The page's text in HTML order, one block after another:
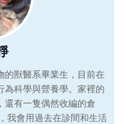
的獸醫系畢業生，目前在
為科學與營養學。家裡的
還有一隻偶然收編的倉
我會用過去在診間和生活